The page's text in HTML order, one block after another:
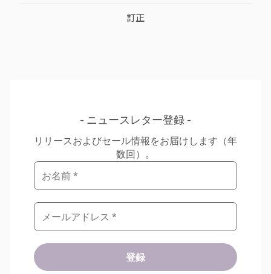
訂正
ニュースレター登録
リリースおよびセール情報をお届けします（年
数回）。